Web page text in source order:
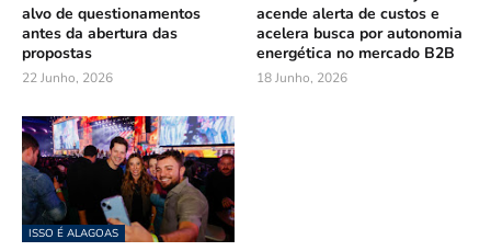
alvo de questionamentos
antes da abertura das
propostas
22 Junho, 2026
acende alerta de custos e
acelera busca por autonomia
energética no mercado B2B
18 Junho, 2026
ISSO É ALAGOAS